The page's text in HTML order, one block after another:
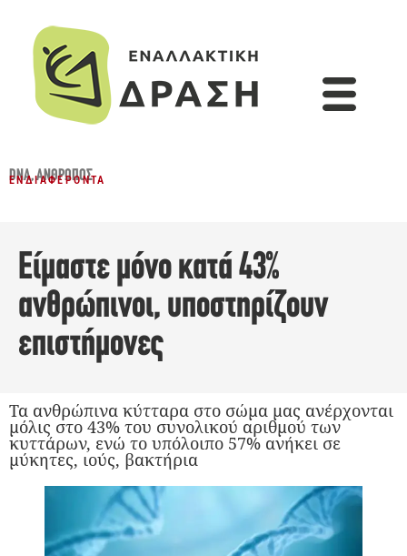
DNA,ΆΝΘΡΩΠΟΣ
ΕΝΔΙΑΦΈΡΟΝΤΑ
Είμαστε μόνο κατά 43%
ανθρώπινοι, υποστηρίζουν
επιστήμονες
Τα ανθρώπινα κύτταρα στο σώμα μας ανέρχονται
μόλις στο 43% του συνολικού αριθμού των
κυττάρων, ενώ το υπόλοιπο 57% ανήκει σε
μύκητες, ιούς, βακτήρια